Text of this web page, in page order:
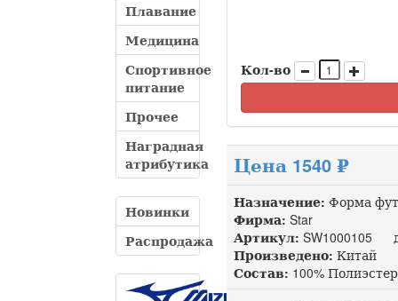
Плавание
Медицина
Спортивное
питание
Прочее
Наградная
атрибутика
Новинки
Распродажа
Кол-во
Цена 1540 ₽
Назначение: Форма
Фирма: Star
Артикул: SW1000105
Произведено: Китай
Состав: 100% Полиэстер